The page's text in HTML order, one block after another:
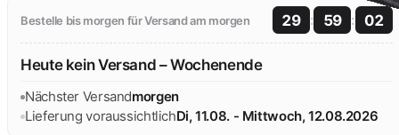
Bestelle bis morgen für Versand am morgen 29 : 59 : 02
Heute kein Versand – Wochenende
Nächster Versandmorgen
Lieferung voraussichtlichDi, 11.08. - Mittwoch, 12.08.2026